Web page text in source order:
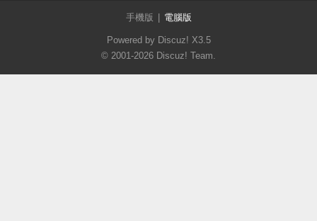
手機版 電腦版
Powered by Discuz! X3.5
© 2001-2026 Discuz! Team.